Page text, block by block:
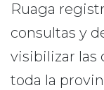
Ruaga
consultas y
visibilizar las
toda la